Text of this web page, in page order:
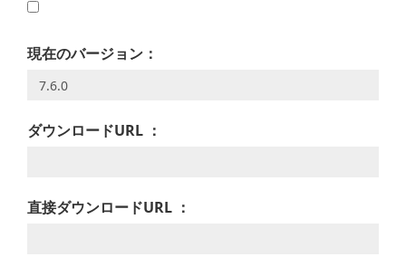
現在のバージョン：
ダウンロードURL ：
直接ダウンロードURL ：